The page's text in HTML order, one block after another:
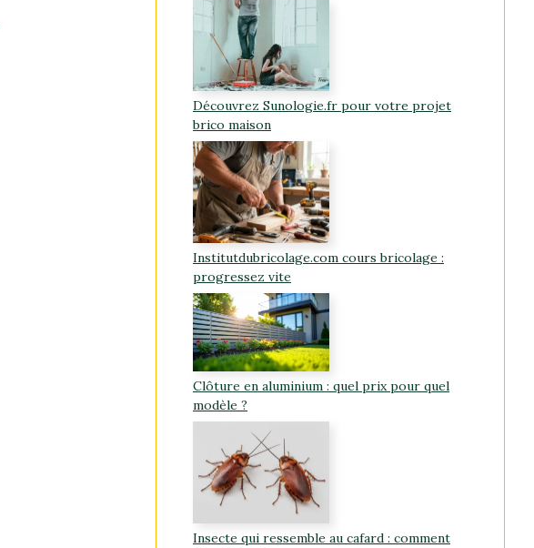
Découvrez Sunologie.fr pour votre projet
brico maison
Institutdubricolage.com cours bricolage :
progressez vite
Clôture en aluminium : quel prix pour quel
modèle ?
Insecte qui ressemble au cafard : comment